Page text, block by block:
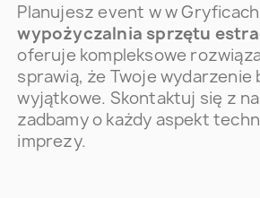
Planujesz event w w
wypożyczalnia sprzętu
oferuje kompleksowe
sprawią, że Twoje wydarzenie
wyjątkowe. Skontaktuj się z
zadbamy o każdy aspekt
imprezy.